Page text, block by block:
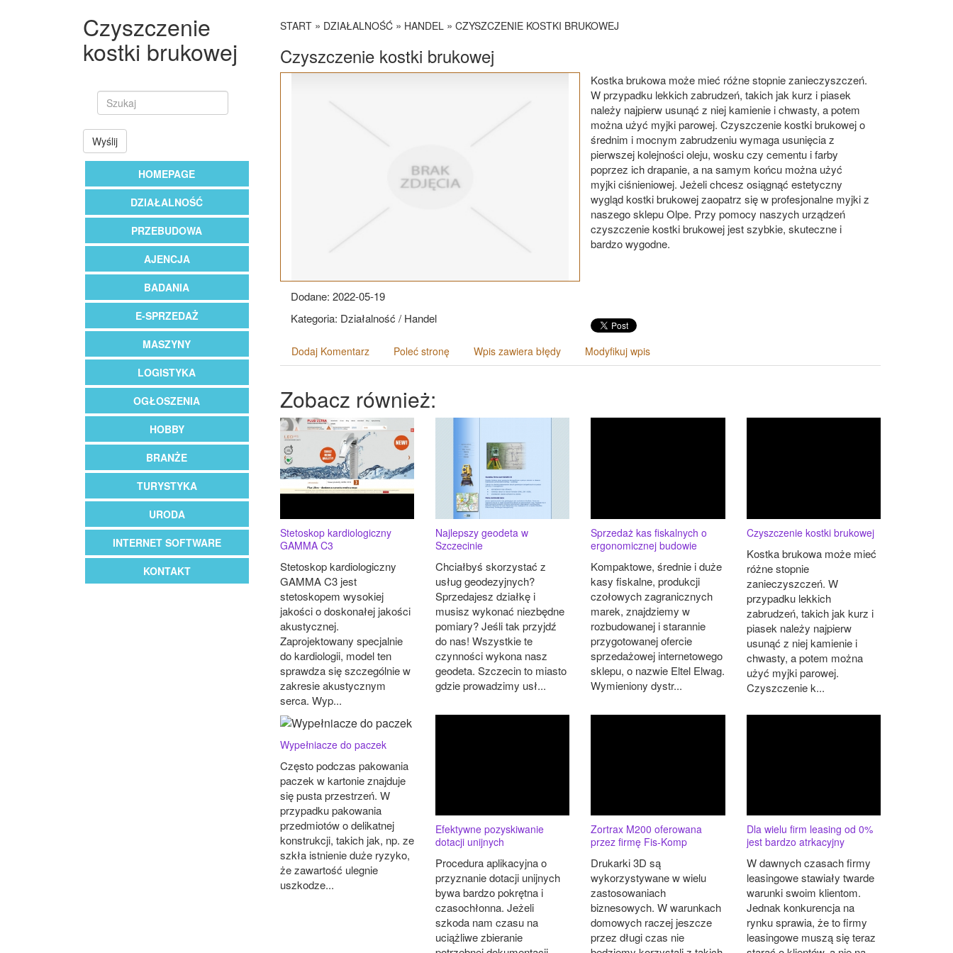
Czyszczenie
kostki brukowej
Wyślij
HOMEPAGE
DZIAŁALNOŚĆ
PRZEBUDOWA
AJENCJA
BADANIA
E-SPRZEDAŻ
MASZYNY
LOGISTYKA
OGŁOSZENIA
HOBBY
BRANŻE
TURYSTYKA
URODA
INTERNET SOFTWARE
KONTAKT
START» DZIAŁALNOŚĆ» HANDEL » CZYSZCZENIE KOSTKI BRUKOWEJ
Czyszczenie kostki brukowej
Kostka brukowa może mieć różne stopnie zanieczyszczeń.
W przypadku lekkich zabrudzeń, takich jak kurz i piasek
należy najpierw usunąć z niej kamienie i chwasty, a potem
można użyć myjki parowej. Czyszczenie kostki brukowej o
średnim i mocnym zabrudzeniu wymaga usunięcia z
pierwszej kolejności oleju, wosku czy cementu i farby
poprzez ich drapanie, a na samym końcu można użyć
myjki ciśnieniowej. Jeżeli chcesz osiągnąć estetyczny
wygląd kostki brukowej zaopatrz się w profesjonalne myjki z
naszego sklepu Olpe. Przy pomocy naszych urządzeń
czyszczenie kostki brukowej jest szybkie, skuteczne i
bardzo wygodne.
Dodane: 2022-05-19
Kategoria: Działalność / Handel
Dodaj Komentarz Poleć stronę Wpis zawiera błędy Modyfikuj wpis
Zobacz również:
Stetoskop kardiologiczny
GAMMA C3
Stetoskop kardiologiczny
GAMMA C3 jest
stetoskopem wysokiej
jakości o doskonałej jakości
akustycznej.
Zaprojektowany specjalnie
do kardiologii, model ten
sprawdza się szczególnie w
zakresie akustycznym
serca. Wyp...
Najlepszy geodeta w
Szczecinie
Chciałbyś skorzystać z
usług geodezyjnych?
Sprzedajesz działkę i
musisz wykonać niezbędne
pomiary? Jeśli tak przyjdź
do nas! Wszystkie te
czynności wykona nasz
geodeta. Szczecin to miasto
gdzie prowadzimy usł...
Sprzedaż kas fiskalnych o
ergonomicznej budowie
Kompaktowe, średnie i duże
kasy fiskalne, produkcji
czołowych zagranicznych
marek, znajdziemy w
rozbudowanej i starannie
przygotowanej ofercie
sprzedażowej internetowego
sklepu, o nazwie Eltel Elwag.
Wymieniony dystr...
Czyszczenie kostki brukowej
Kostka brukowa może mieć
różne stopnie
zanieczyszczeń. W
przypadku lekkich
zabrudzeń, takich jak kurz i
piasek należy najpierw
usunąć z niej kamienie i
chwasty, a potem można
użyć myjki parowej.
Czyszczenie k...
Wypełniacze do paczek
Często podczas pakowania
paczek w kartonie znajduje
się pusta przestrzeń. W
przypadku pakowania
przedmiotów o delikatnej
konstrukcji, takich jak, np. ze
szkła istnienie duże ryzyko,
że zawartość ulegnie
uszkodze...
Efektywne pozyskiwanie
dotacji unijnych
Procedura aplikacyjna o
przyznanie dotacji unijnych
bywa bardzo pokrętna i
czasochłonna. Jeżeli
szkoda nam czasu na
uciążliwe zbieranie
Zortrax M200 oferowana
przez firmę Fis-Komp
Drukarki 3D są
wykorzystywane w wielu
zastosowaniach
biznesowych. W warunkach
domowych raczej jeszcze
przez długi czas nie
Dla wielu firm leasing od 0%
jest bardzo atrkacyjny
W dawnych czasach firmy
leasingowe stawiały twarde
warunki swoim klientom.
Jednak konkurencja na
rynku sprawia, że to firmy
leasingowe muszą się teraz